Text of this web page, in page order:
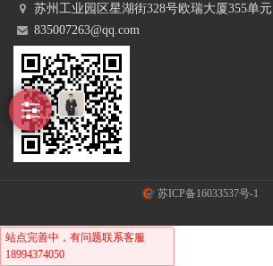
苏州工业园区星湖街328号欧瑞大厦355单元
835007263@qq.com
苏ICP备16033537号-1
站点完善中，有问题联系客服
18994374050